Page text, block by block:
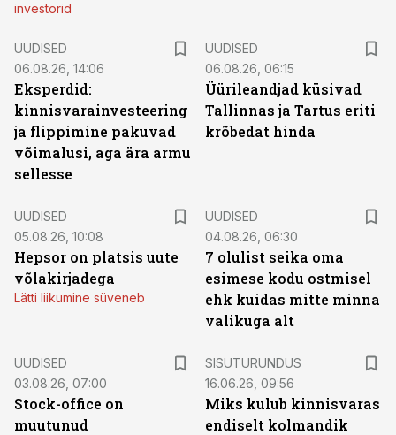
investorid
UUDISED
06.08.26, 14:06
Eksperdid:
kinnisvarainvesteering
ja flippimine pakuvad
võimalusi, aga ära armu
sellesse
UUDISED
06.08.26, 06:15
Üürileandjad küsivad
Tallinnas ja Tartus eriti
krõbedat hinda
UUDISED
05.08.26, 10:08
Hepsor on platsis uute
võlakirjadega
Lätti liikumine süveneb
UUDISED
04.08.26, 06:30
7 olulist seika oma
esimese kodu ostmisel
ehk kuidas mitte minna
valikuga alt
UUDISED
03.08.26, 07:00
Stock-office on
muutunud
SISUTURUNDUS
16.06.26, 09:56
Miks kulub kinnisvaras
endiselt kolmandik